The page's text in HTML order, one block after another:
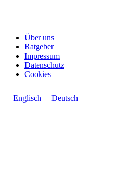
Über uns
Ratgeber
Impressum
Datenschutz
Cookies
Englisch Deutsch